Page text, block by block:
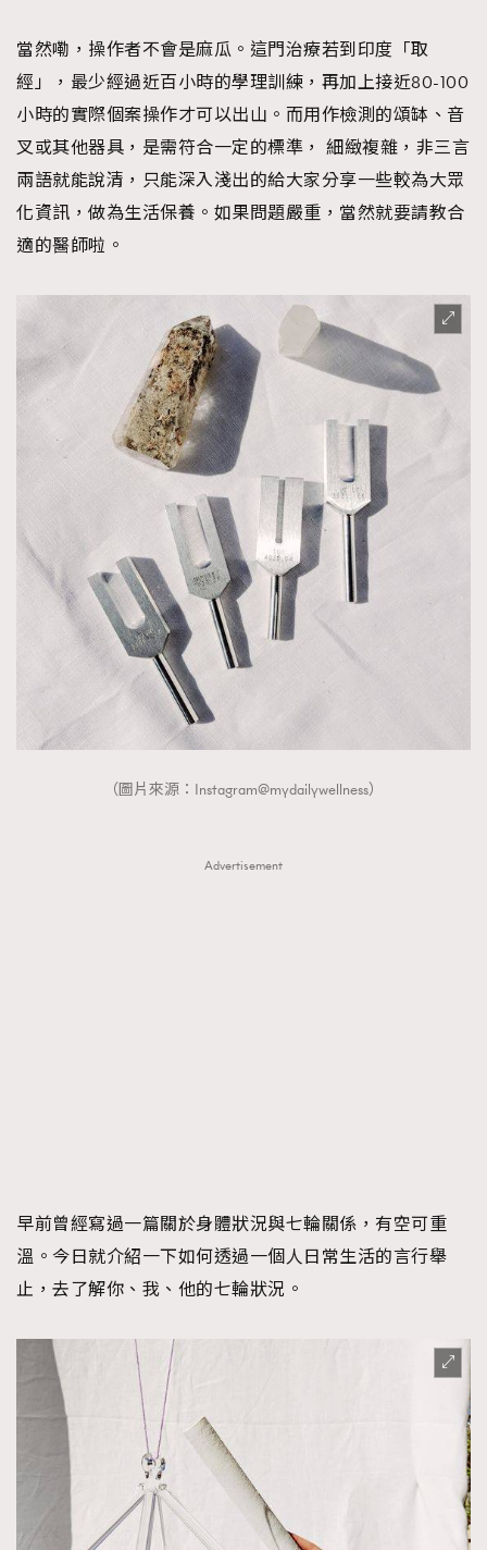
當然嘞，操作者不會是麻瓜。這門治療若到印度「取
經」，最少經過近百小時的學理訓練，再加上接近80-100
小時的實際個案操作才可以出山。而用作檢測的頌缽、音
叉或其他器具，是需符合一定的標準， 細緻複雜，非三言
兩語就能說清，只能深入淺出的給大家分享一些較為大眾
化資訊，做為生活保養。如果問題嚴重，當然就要請教合
適的醫師啦。
（圖片來源：Instagram@mydailywellness）
Advertisement
早前曾經寫過一篇關於身體狀況與七輪關係，有空可重
溫。今日就介紹一下如何透過一個人日常生活的言行舉
止，去了解你、我、他的七輪狀況。